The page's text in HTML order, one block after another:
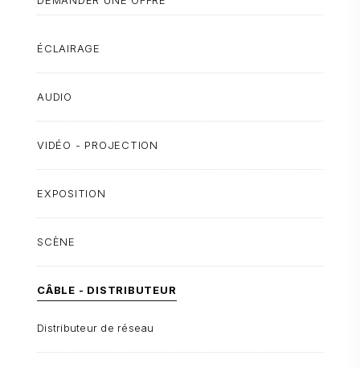
ÉCLAIRAGE
AUDIO
VIDÉO - PROJECTION
EXPOSITION
SCÈNE
CÂBLE - DISTRIBUTEUR
Distributeur de réseau